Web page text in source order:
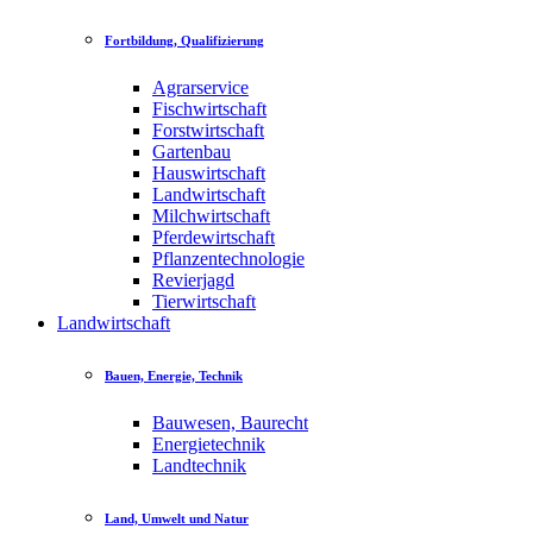
Fortbildung, Qualifizierung
Agrarservice
Fischwirtschaft
Forstwirtschaft
Gartenbau
Hauswirtschaft
Landwirtschaft
Milchwirtschaft
Pferdewirtschaft
Pflanzentechnologie
Revierjagd
Tierwirtschaft
Landwirtschaft
Bauen, Energie, Technik
Bauwesen, Baurecht
Energietechnik
Landtechnik
Land, Umwelt und Natur